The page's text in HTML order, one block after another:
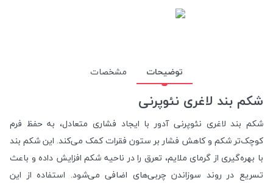
توضیحات مشخصات
شکم بند لاغری نئوپرنی
شکم بند لاغری نئوپرنی آدور با ایجاد فشاری متعادل، به حفظ فرم
کوچک‌تر شکم و کاهش فشار بر ستون فقرات کمک می‌کند. این شکم بند
با بهره‌گیری از گرمای ملایم، تعرق را در ناحیه شکم افزایش داده و باعث
تسریع در روند سوزاندن چربی‌های اضافی می‌شود. استفاده از این